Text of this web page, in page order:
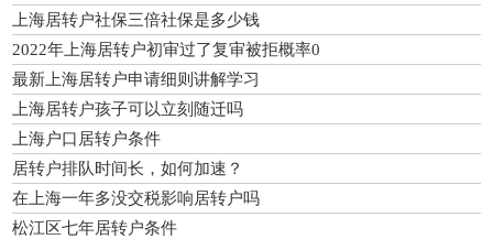
上海居转户社保三倍社保是多少钱
2022年上海居转户初审过了复审被拒概率0
最新上海居转户申请细则讲解学习
上海居转户孩子可以立刻随迁吗
上海户口居转户条件
居转户排队时间长，如何加速？
在上海一年多没交税影响居转户吗
松江区七年居转户条件